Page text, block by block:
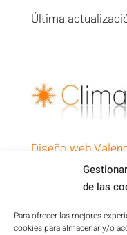
de las
Para ofrecer las mejores
cookies para almacenar y/o
Última
Diseño web